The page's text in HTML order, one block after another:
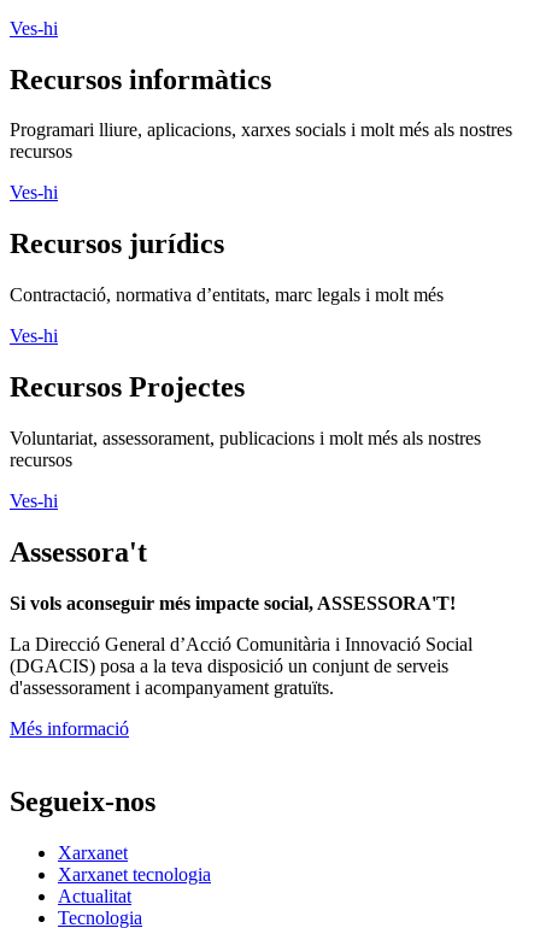
Ves-hi
Recursos informàtics
Programari lliure, aplicacions, xarxes socials i molt més als nostres
recursos
Ves-hi
Recursos jurídics
Contractació, normativa d’entitats, marc legals i molt més
Ves-hi
Recursos Projectes
Voluntariat, assessorament, publicacions i molt més als nostres
recursos
Ves-hi
Assessora't
Si vols aconseguir més impacte social, ASSESSORA'T!
La Direcció General d’Acció Comunitària i Innovació Social
(DGACIS) posa a la teva disposició un conjunt de serveis
d'assessorament i acompanyament gratuïts.
Més informació
Segueix-nos
Xarxanet
Xarxanet tecnologia
Actualitat
Tecnologia